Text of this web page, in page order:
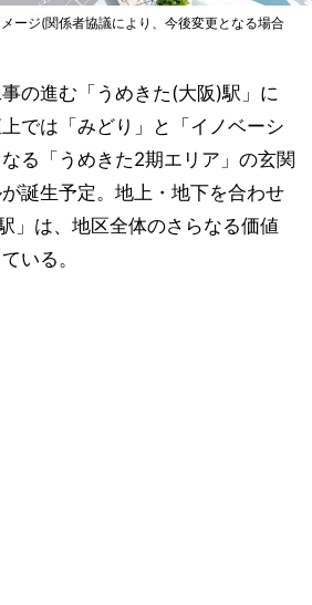
ージ(関係者協議により、今後変更となる場合
の進む「うめきた(大阪)駅」に
では「みどり」と「イノベーシ
る「うめきた2期エリア」の玄関
誕生予定。地上・地下を合わせ
」は、地区全体のさらなる価値
いる。